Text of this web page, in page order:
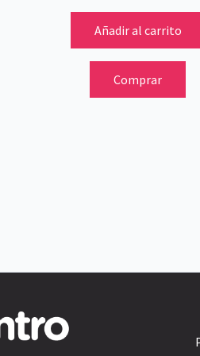
Añadir al carrito
Comprar